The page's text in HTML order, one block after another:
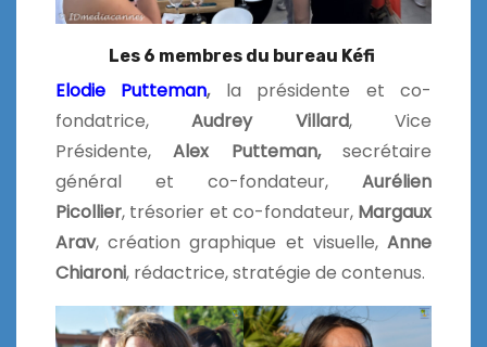
Les 6 membres du bureau Kéfi
Elodie Putteman,la présidente et co-
fondatrice,Audrey Villard, Vice
Présidente,Alex Putteman,secrétaire
général et co-fondateur, Aurélien
Picollier, trésorier et co-fondateur, Margaux
Arav, création graphique et visuelle, Anne
Chiaroni, rédactrice, stratégie de contenus.